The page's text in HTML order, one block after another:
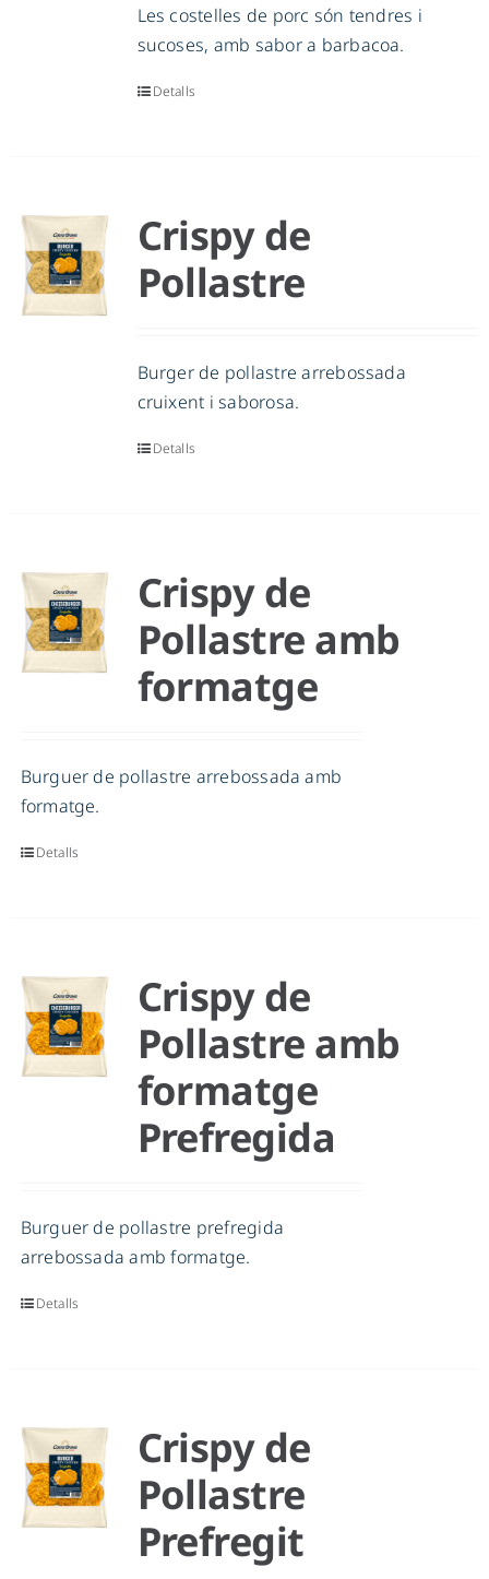
Les costelles de porc són tendres i
sucoses, amb sabor a barbacoa.
Detalls
Crispy de
Pollastre
Burger de pollastre arrebossada
cruixent i saborosa.
Detalls
Crispy de
Pollastre amb
formatge
Burguer de pollastre arrebossada amb
formatge.
Detalls
Crispy de
Pollastre amb
formatge
Prefregida
Burguer de pollastre prefregida
arrebossada amb formatge.
Detalls
Crispy de
Pollastre
Prefregit